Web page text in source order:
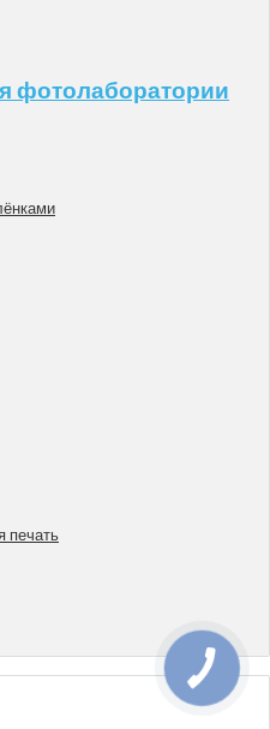
фотолаборатории
печать